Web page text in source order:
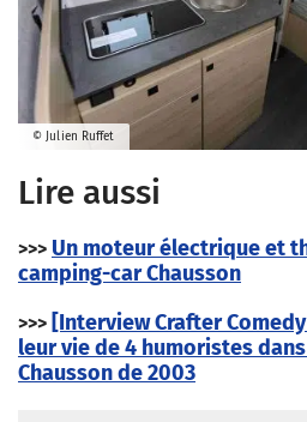
© Julien Ruffet
Lire aussi
>>> Un moteur électrique et
camping-car Chausson
>>> [Interview Crafter
leur vie de 4 humoristes
Chausson de 2003